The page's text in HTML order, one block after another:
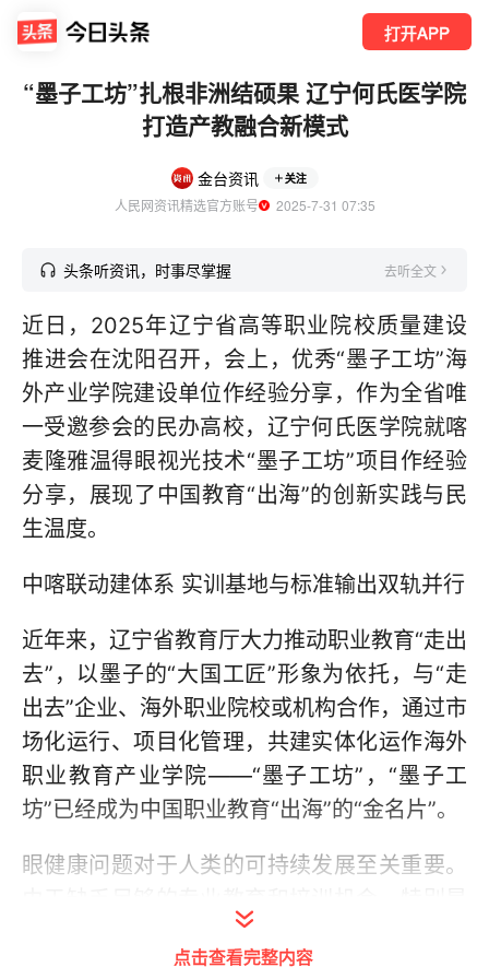
打开APP
“墨子工坊”扎根非洲结硕果 辽宁何氏医学院
打造产教融合新模式
金台资讯 关注
人民网资讯精选官方账号
  2025-7-31 07:35
头条听资讯，时事尽掌握 去听全文
近日，2025年辽宁省高等职业院校质量建设
推进会在沈阳召开，会上，优秀“墨子工坊”海
外产业学院建设单位作经验分享，作为全省唯
一受邀参会的民办高校，辽宁何氏医学院就喀
麦隆雅温得眼视光技术“墨子工坊”项目作经验
分享，展现了中国教育“出海”的创新实践与民
生温度。
中喀联动建体系 实训基地与标准输出双轨并行
近年来，辽宁省教育厅大力推动职业教育“走出
去”，以墨子的“大国工匠”形象为依托，与“走
出去”企业、海外职业院校或机构合作，通过市
场化运行、项目化管理，共建实体化运作海外
职业教育产业学院——“墨子工坊”，“墨子工
坊”已经成为中国职业教育“出海”的“金名片”。
眼健康问题对于人类的可持续发展至关重要。
在亚非等发展中及欠发达国家，视力障碍患者
人数持续增加。为应对这一挑战，在辽宁省教
点击查看完整内容